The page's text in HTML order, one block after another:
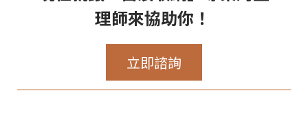
理師來協助你！
立即諮詢